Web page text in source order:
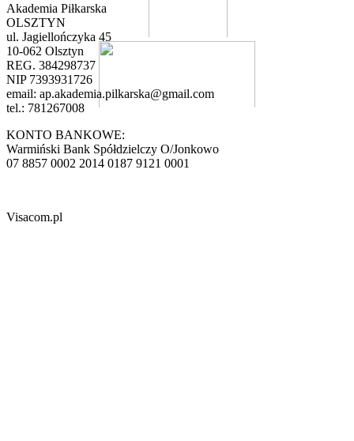
Akademia Piłkarska
OLSZTYN
ul. Jagiellończyka 45
10-062 Olsztyn
REG. 384298737
NIP 7393931726
email: ap.akademia.pilkarska@gmail.com
tel.: 781267008
KONTO BANKOWE:
Warmiński Bank Spółdzielczy O/Jonkowo
07 8857 0002 2014 0187 9121 0001
Visacom.pl